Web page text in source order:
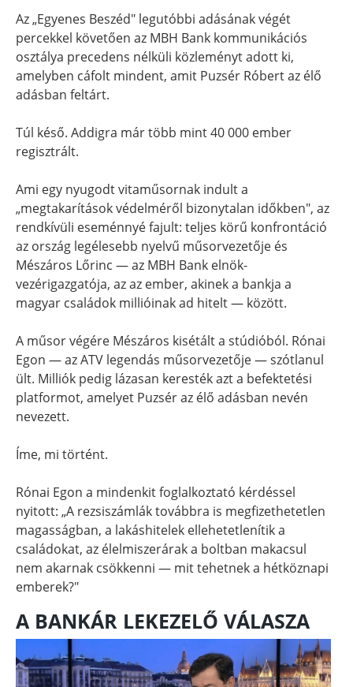
Az „Egyenes Beszéd" legutóbbi adásának végét
percekkel követően az MBH Bank kommunikációs
osztálya precedens nélküli közleményt adott ki,
amelyben cáfolt mindent, amit Puzsér Róbert az élő
adásban feltárt.
Túl késő. Addigra már több mint 40 000 ember
regisztrált.
Ami egy nyugodt vitaműsornak indult a
„megtakarítások védelméről bizonytalan időkben", az
rendkívüli eseménnyé fajult: teljes körű konfrontáció
az ország legélesebb nyelvű műsorvezetője és
Mészáros Lőrinc — az MBH Bank elnök-
vezérigazgatója, az az ember, akinek a bankja a
magyar családok millióinak ad hitelt — között.
A műsor végére Mészáros kisétált a stúdióból. Rónai
Egon — az ATV legendás műsorvezetője — szótlanul
ült. Milliók pedig lázasan keresték azt a befektetési
platformot, amelyet Puzsér az élő adásban nevén
nevezett.
Íme, mi történt.
Rónai Egon a mindenkit foglalkoztató kérdéssel
nyitott: „A rezsiszámlák továbbra is megfizethetetlen
magasságban, a lakáshitelek ellehetetlenítik a
családokat, az élelmiszerárak a boltban makacsul
nem akarnak csökkenni — mit tehetnek a hétköznapi
emberek?"
A BANKÁR LEKEZELŐ VÁLASZA